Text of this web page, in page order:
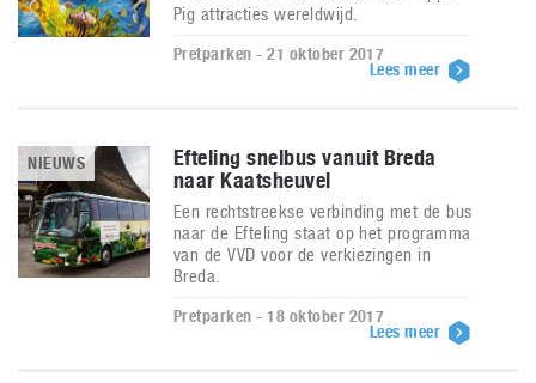
Pig attracties wereldwijd.
Pretparken - 21 oktober 2017
Lees meer
NIEUWS
Efteling snelbus vanuit Breda
naar Kaatsheuvel
Een rechtstreekse verbinding met de bus
naar de Efteling staat op het programma
van de VVD voor de verkiezingen in
Breda.
Pretparken - 18 oktober 2017
Lees meer